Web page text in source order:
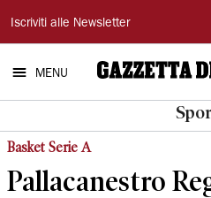
Gazzetta
di
Reggio
Iscriviti alle Newsletter
MENU
Basket Serie A
Pallacanestro